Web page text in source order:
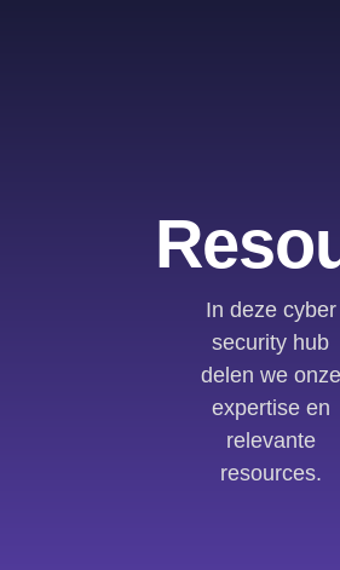
In deze cyber
security hub
delen we onze
expertise en
relevante
resources.